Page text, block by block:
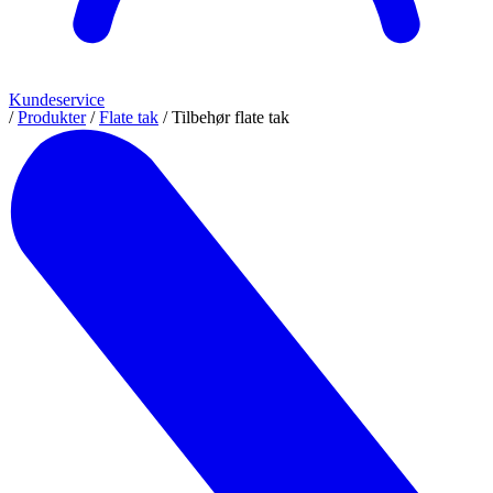
Kundeservice
/ Produkter / Flate tak / Tilbehør flate tak